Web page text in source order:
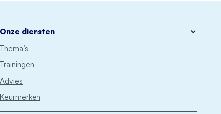
Onze diensten
Thema’s
Trainingen
Advies
Keurmerken